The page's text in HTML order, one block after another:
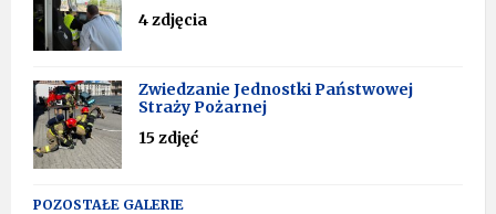
4 zdjęcia
Zwiedzanie Jednostki Państwowej
Straży Pożarnej
15 zdjęć
POZOSTAŁE GALERIE